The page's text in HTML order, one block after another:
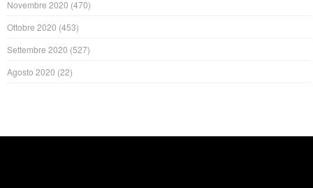
Novembre 2020 (470)
Ottobre 2020 (453)
Settembre 2020 (527)
Agosto 2020 (22)